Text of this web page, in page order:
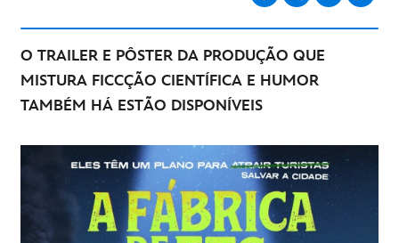
O TRAILER E PÔSTER DA PRODUÇÃO QUE
MISTURA FICCÇÃO CIENTÍFICA E HUMOR
TAMBÉM HÁ ESTÃO DISPONÍVEIS